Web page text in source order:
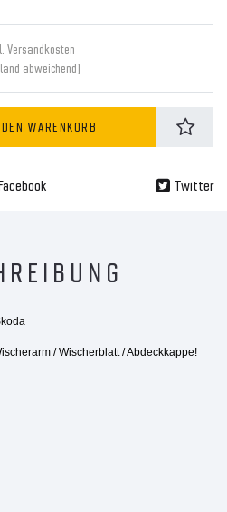
Versandkosten
abweichend)
WARENKORB
Twitter
/ Wischerblatt / Abdeckkappe!